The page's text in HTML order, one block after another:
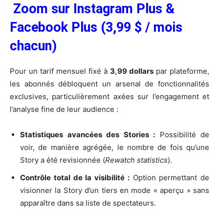
Zoom sur Instagram Plus &
Facebook Plus (3,99 $ / mois
chacun)
Pour un tarif mensuel fixé à 3,99 dollars par plateforme,
les abonnés débloquent un arsenal de fonctionnalités
exclusives, particulièrement axées sur l’engagement et
l’analyse fine de leur audience :
Statistiques avancées des Stories : Possibilité de
voir, de manière agrégée, le nombre de fois qu’une
Story a été revisionnée (Rewatch statistics).
Contrôle total de la visibilité :Option permettant de
visionner la Story d’un tiers en mode « aperçu » sans
apparaître dans sa liste de spectateurs.